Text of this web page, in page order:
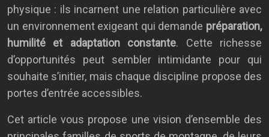
physique : ils incarnent une relation particulière avec
un environnement exigeant qui demande préparation,
humilité et adaptation constante. Cette richesse
d’opportunités peut sembler intimidante pour qui
souhaite s’initier, mais chaque discipline propose des
portes d’entrée accessibles.
Cet article vous propose une vision d’ensemble des